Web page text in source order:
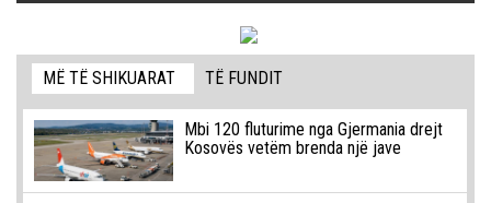
MË TË SHIKUARAT TË FUNDIT
Mbi 120 fluturime nga Gjermania drejt
Kosovës vetëm brenda një jave